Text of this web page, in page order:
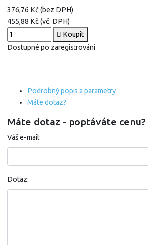
376,76 Kč (bez DPH)
455,88 Kč (vč. DPH)
Koupit
Dostupné po zaregistrování
Podrobný popis a parametry
Máte dotaz?
Máte dotaz - poptáváte cenu?
Váš e-mail:
Dotaz: